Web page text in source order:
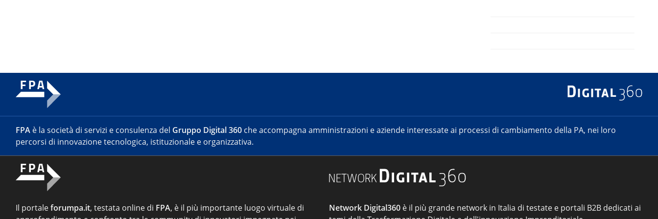
FPA è la società di servizi e consulenza del Gruppo Digital 360 che accompagna amministrazioni e aziende interessate ai processi di cambiamento della PA, nei loro
percorsi di innovazione tecnologica, istituzionale e organizzativa.
Il portaleforumpa.it, testata online di FPA, è il più importante luogo virtuale di
Network Digital360 è il più grande network in Italia di testate e portali B2B dedicati ai